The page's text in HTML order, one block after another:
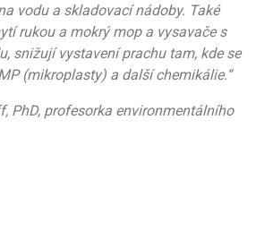
vodu a skladovací nádoby. Také
rukou a mokrý mop a vysavače s
snižují vystavení prachu tam, kde se
(mikroplasty) a další chemikálie.“
PhD, profesorka environmentálního